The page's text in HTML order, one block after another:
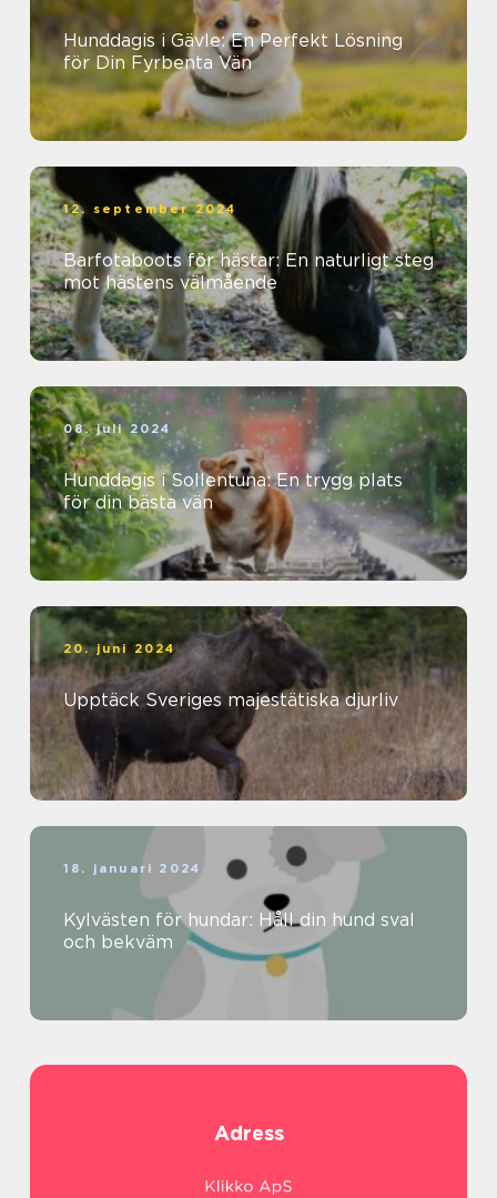
Hunddagis i Gävle: En Perfekt Lösning
för Din Fyrbenta Vän
12. september 2024
Barfotaboots för hästar: En naturligt steg
mot hästens välmående
08. juli 2024
Hunddagis i Sollentuna: En trygg plats
för din bästa vän
20. juni 2024
Upptäck Sveriges majestätiska djurliv
18. januari 2024
Kylvästen för hundar: Håll din hund sval
och bekväm
Adress